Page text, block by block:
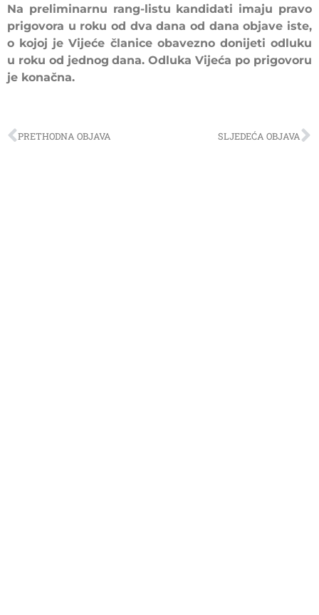
Na preliminarnu rang-listu kandidati imaju pravo
prigovora u roku od dva dana od dana objave iste,
o kojoj je Vijeće članice obavezno donijeti odluku
u roku od jednog dana. Odluka Vijeća po prigovoru
je konačna.
PRETHODNA OBJAVA SLJEDEĆA OBJAVA